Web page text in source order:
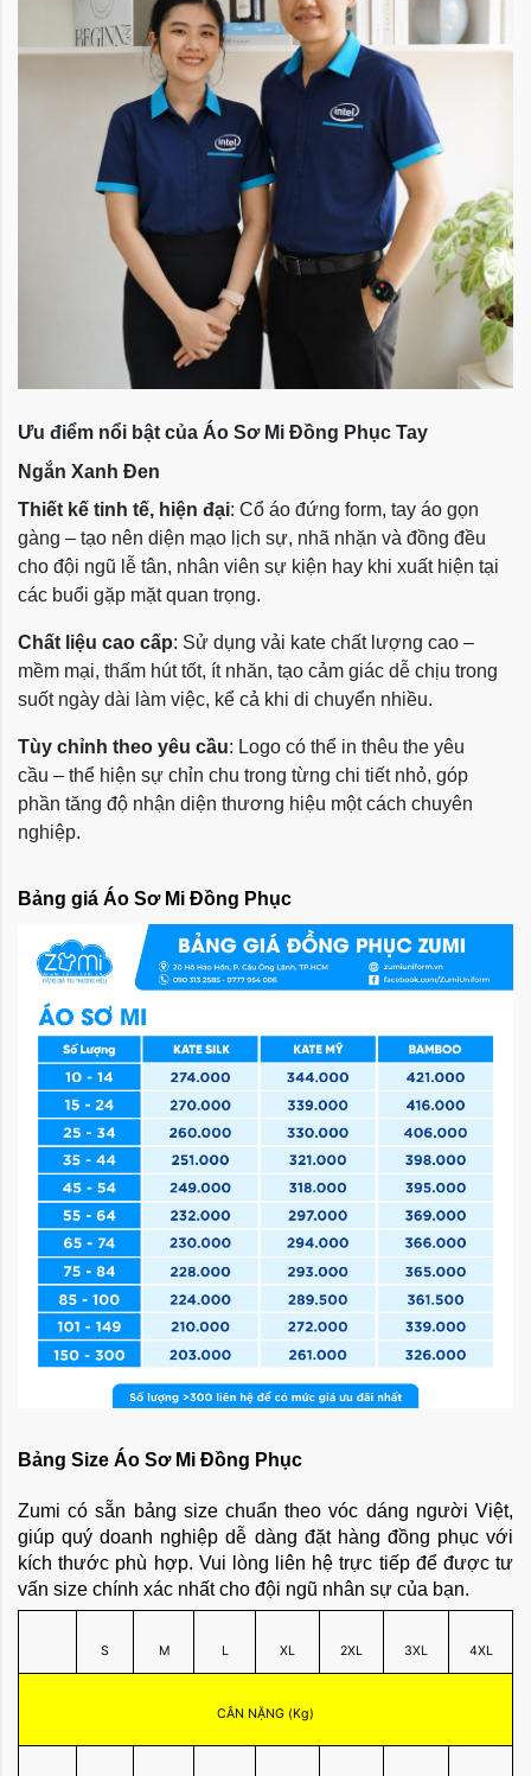
Ưu điểm nổi bật của Áo Sơ Mi Đồng Phục Tay
Ngắn Xanh Đen
Thiết kế tinh tế, hiện đại: Cổ áo đứng form, tay áo gọn
gàng – tạo nên diện mạo lịch sự, nhã nhặn và đồng đều
cho đội ngũ lễ tân, nhân viên sự kiện hay khi xuất hiện tại
các buổi gặp mặt quan trọng.
Chất liệu cao cấp: Sử dụng vải kate chất lượng cao –
mềm mại, thấm hút tốt, ít nhăn, tạo cảm giác dễ chịu trong
suốt ngày dài làm việc, kể cả khi di chuyển nhiều.
Tùy chỉnh theo yêu cầu: Logo có thể in thêu the yêu
cầu – thể hiện sự chỉn chu trong từng chi tiết nhỏ, góp
phần tăng độ nhận diện thương hiệu một cách chuyên
nghiệp.
Bảng giá Áo Sơ Mi Đồng Phục
Bảng Size Áo Sơ Mi Đồng Phục
Zumi có sẵn bảng size chuẩn theo vóc dáng người Việt,
giúp quý doanh nghiệp dễ dàng đặt hàng đồng phục với
kích thước phù hợp. Vui lòng liên hệ trực tiếp để được tư
vấn size chính xác nhất cho đội ngũ nhân sự của bạn.
S M L XL 2XL 3XL 4XL
CÂN NẶNG (Kg)